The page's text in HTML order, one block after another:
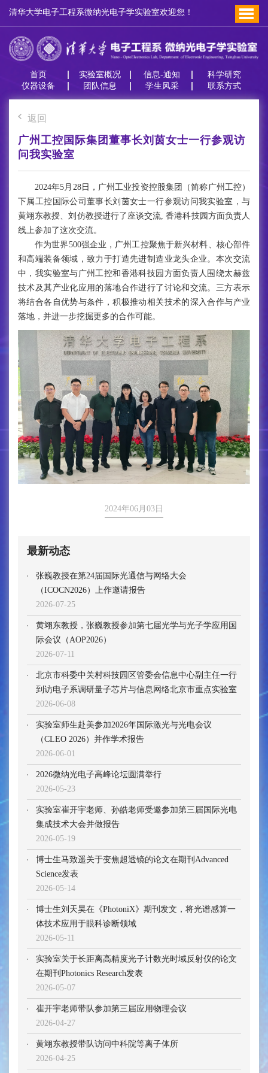
清华大学电子工程系微纳光电子学实验室欢迎您！
首页 实验室概况 信息-通知
科学研究
仪器设备
团队信息 学生风采 联系方式
返回
广州工控国际集团董事长刘茵女士一行参观访
问我实验室
2024年5月28日，广州工业投资控股集团（简称广州工控）
下属工控国际公司董事长刘茵女士一行参观访问我实验室，与
黄翊东教授、刘仿教授进行了座谈交流, 香港科技园方面负责人
线上参加了这次交流。
作为世界500强企业，广州工控聚焦于新兴材料、核心部件
和高端装备领域，致力于打造先进制造业龙头企业。本次交流
中，我实验室与广州工控和香港科技园方面负责人围绕太赫兹
技术及其产业化应用的落地合作进行了讨论和交流。三方表示
将结合各自优势与条件，积极推动相关技术的深入合作与产业
落地，并进一步挖掘更多的合作可能。
2024年06月03日
最新动态
张巍教授在第24届国际光通信与网络大会
（ICOCN2026）上作邀请报告
2026-07-25
黄翊东教授，张巍教授参加第七届光学与光子学应用国
际会议（AOP2026）
2026-07-11
北京市科委中关村科技园区管委会信息中心副主任一行
到访电子系调研量子芯片与信息网络北京市重点实验室
2026-06-08
实验室师生赴美参加2026年国际激光与光电会议
（CLEO 2026）并作学术报告
2026-06-01
2026微纳光电子高峰论坛圆满举行
2026-05-23
实验室崔开宇老师、孙皓老师受邀参加第三届国际光电
集成技术大会并做报告
2026-05-19
博士生马致遥关于变焦超透镜的论文在期刊Advanced
Science发表
2026-05-14
博士生刘天昊在《PhotoniX》期刊发文，将光谱感算一
体技术应用于眼科诊断领域
2026-05-11
实验室关于长距离高精度光子计数光时域反射仪的论文
在期刊Photonics Research发表
2026-05-07
崔开宇老师带队参加第三届应用物理会议
2026-04-27
黄翊东教授带队访问中科院等离子体所
2026-04-25